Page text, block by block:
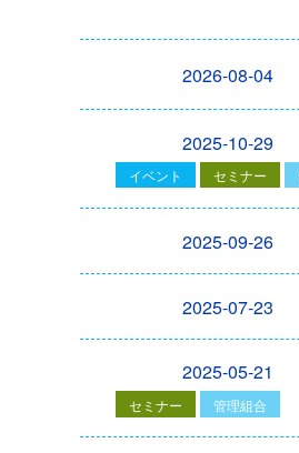
2026-08-04
2025-10-29
イベント セミナー
2025-09-26
2025-07-23
2025-05-21
セミナー 管理組合